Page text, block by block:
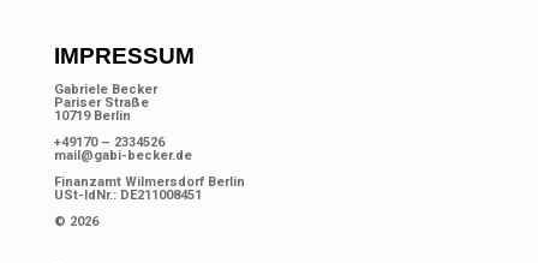
IMPRESSUM
Gabriele Becker
Pariser Straße
10719 Berlin
+49170 – 2334526
mail@gabi-becker.de
Finanzamt Wilmersdorf Berlin
USt-IdNr.: DE211008451
© 2026